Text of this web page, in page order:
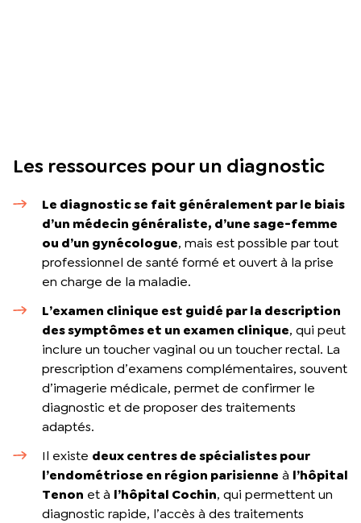
Les ressources pour un diagnostic
Le diagnostic se fait généralement par le biais
d’un médecin généraliste, d’une sage-femme
ou d’un gynécologue, mais est possible par tout
professionnel de santé formé et ouvert à la prise
en charge de la maladie.
L’examen clinique est guidé par la description
des symptômes et un examen clinique, qui peut
inclure un toucher vaginal ou un toucher rectal. La
prescription d’examens complémentaires, souvent
d’imagerie médicale, permet de confirmer le
diagnostic et de proposer des traitements
adaptés.
Il existe deux centres de spécialistes pour
l’endométriose en région parisienne à l’hôpital
Tenon et à l’hôpital Cochin, qui permettent un
diagnostic rapide, l’accès à des traitements